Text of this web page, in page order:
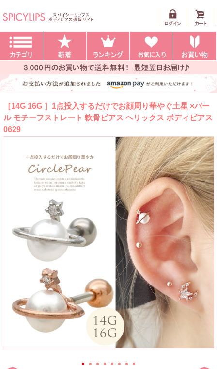
［14G 16G ］1点投入するだけでお顔周り華やぐ土星 ×パー
ル モチーフストレート 軟骨ピアス ヘリックス ボディピアス
0629